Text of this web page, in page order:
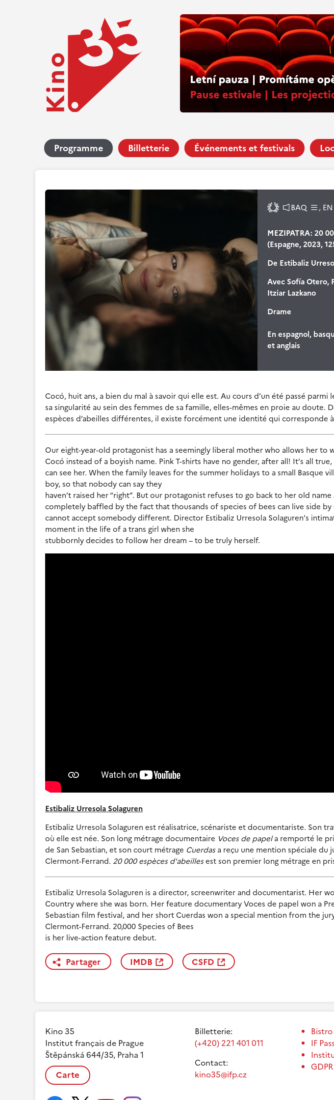
Programme Billetterie Événements et festivals
BAQ , EN
MEZIPATRA: 20
(Espagne, 2023,
De Estibaliz
AvecSofía Otero,
Itziar Lazkano
Drame
En espagnol,
et anglais
Cocó, huit ans, a bien du mal à savoir qui elle est. Au cours d’un été passé parmi
sa singularité au sein des femmes de sa famille, elles-mêmes en proie au doute.
espèces d’abeilles différentes, il existe forcément une identité qui corresponde
Our eight-year-old protagonist has a seemingly liberal mother who allows her to
Cocó instead of a boyish name. Pink T-shirts have no gender, after all! It’s all
can see her. When the family leaves for the summer holidays to a small Basque
boy, so that nobody can say they
haven’t raised her “right”. But our protagonist refuses to go back to her old
completely baffled by the fact that thousands of species of bees can live side
cannot accept somebody different. Director Estibaliz Urresola Solaguren’s
moment in the life of a trans girl when she
stubbornly decides to follow her dream – to be truly herself.
Estibaliz Urresola Solaguren
Estibaliz Urresola Solaguren est réalisatrice, scénariste et documentariste. Son
où elle est née. Son long métrage documentaire Voces de papela remporté le
de San Sebastian, et son court métrage Cuerdasa reçu une mention spéciale du
Clermont-Ferrand. 20 000 espèces d'abeillesest son premier long métrage en
Estibaliz Urresola Solaguren is a director, screenwriter and documentarist. Her
Country where she was born. Her feature documentary Voces de papel won a
Sebastian film festival, and her short Cuerdas won a special mention from the
Clermont-Ferrand. 20,000 Species of Bees
is her live-action feature debut.
Partager IMDB CSFD
Kino 35
Institut français de Prague
Štěpánská 644/35, Praha 1
Carte
Billetterie:
(+420) 221 401 011
Contact:
kino35@ifp.cz
IF
GDPR